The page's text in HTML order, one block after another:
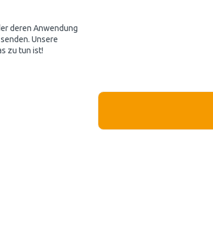
deren Anwendung
Unsere
zu tun ist!